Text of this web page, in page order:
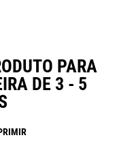
PARA
DE 3 - 5